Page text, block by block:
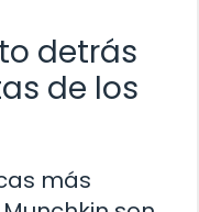
detrás
de los
más